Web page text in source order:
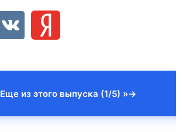
Еще из этого выпуска (1/5) »